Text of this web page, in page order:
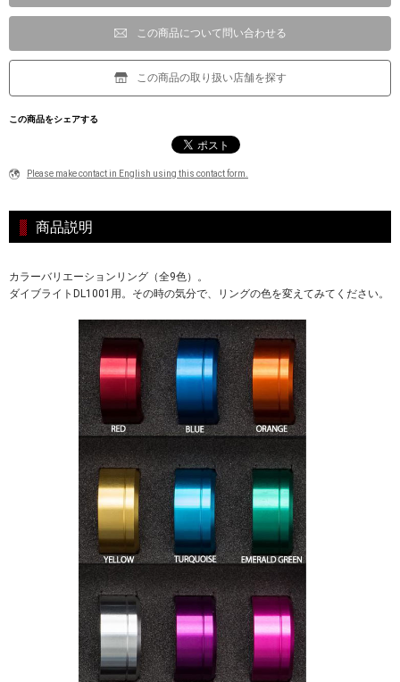
この商品について問い合わせる
この商品の取り扱い店舗を探す
この商品をシェアする
Please make contact in English using this contact form.
商品説明
カラーバリエーションリング（全9色）。
ダイブライトDL1001用。その時の気分で、リングの色を変えてみてください。